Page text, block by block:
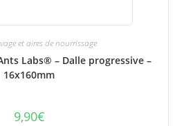
et aires de nourrissage
Labs® – Dalle progressive –
16x160mm
9,90€